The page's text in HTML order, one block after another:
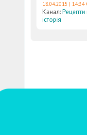
18.04.2015 | 14:34
Канал:
історія